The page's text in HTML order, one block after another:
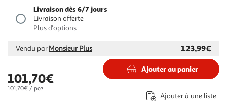
Livraison dès 6/7 jours
Livraison offerte
Plus d'options
Vendu parMonsieur Plus 123,99€
101,70€
101,70€ / pce
Ajouter au panier
Ajouter à une liste